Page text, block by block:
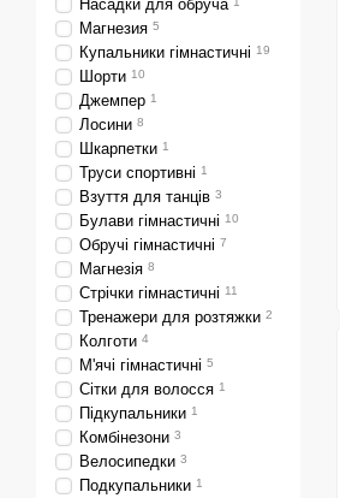
Насадки для обруча
Магнезия 5
Купальники гімнастичні 19
Шорти 10
Джемпер 1
Лосини 8
Шкарпетки 1
Труси спортивні 1
Взуття для танців 3
Булави гімнастичні 10
Обручі гімнастичні 7
Магнезія 8
Стрічки гімнастичні 11
Тренажери для розтяжки 2
Колготи 4
М'ячі гімнастичні 5
Сітки для волосся 1
Підкупальники 1
Комбінезони 3
Велосипедки 3
Подкупальники 1